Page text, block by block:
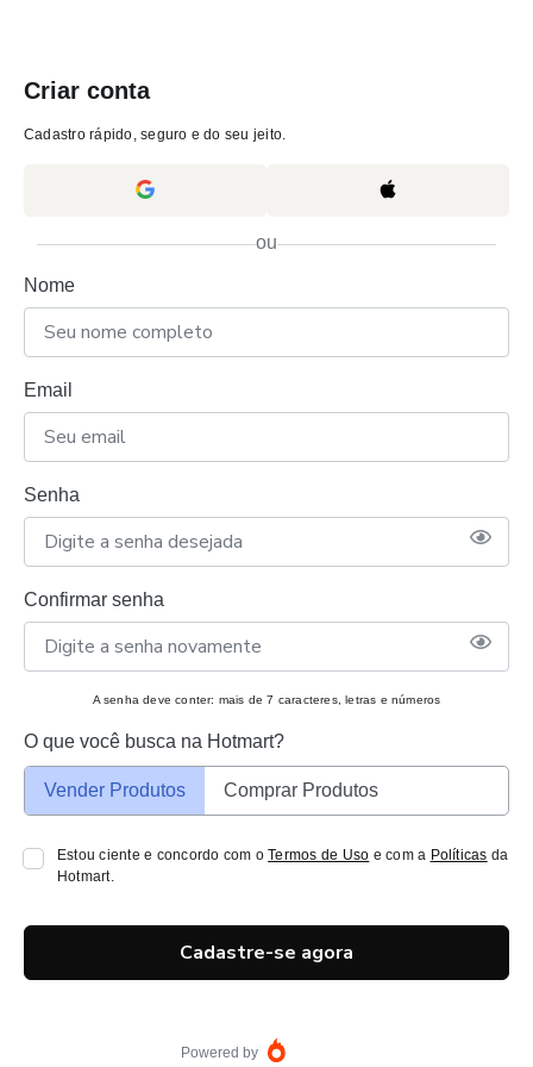
Criar conta
Cadastro rápido, seguro e do seu jeito.
ou
Nome
Email
Senha
Confirmar senha
A senha deve conter: mais de 7 caracteres, letras e números
O que você busca na Hotmart?
Vender Produtos Comprar Produtos
Estou ciente e concordo com oTermos de Uso e com a Políticas da
Hotmart.
Cadastre-se agora
Powered by